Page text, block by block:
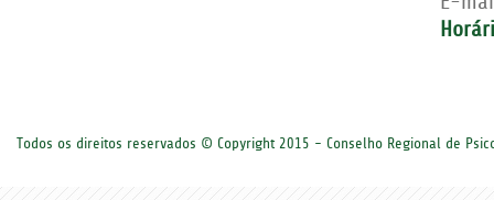
Todos os direitos reservados © Copyright 2015 - Conselho Regional de